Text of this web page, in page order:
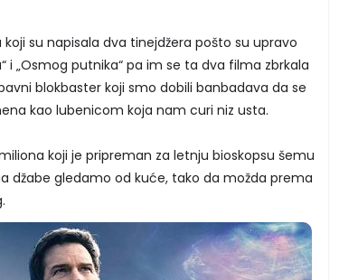
su napisala dva tinejdžera pošto su upravo
i „Osmog putnika“ pa im se ta dva filma zbrkala
blokbaster koji smo dobili banbadava da se
kao lubenicom koja nam curi niz usta.
koji je pripreman za letnju bioskopsu šemu
džabe gledamo od kuće, tako da možda prema